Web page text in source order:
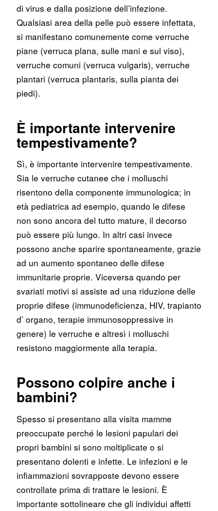
di virus e dalla posizione dell’infezione.
Qualsiasi area della pelle può essere infettata,
si manifestano comunemente come verruche
piane (verruca plana, sulle mani e sul viso),
verruche comuni (verruca vulgaris), verruche
plantari (verruca plantaris, sulla pianta dei
piedi).
È importante intervenire
tempestivamente?
Sì, è importante intervenire tempestivamente.
Sia le verruche cutanee che i molluschi
risentono della componente immunologica; in
età pediatrica ad esempio, quando le difese
non sono ancora del tutto mature, il decorso
può essere più lungo. In altri casi invece
possono anche sparire spontaneamente, grazie
ad un aumento spontaneo delle difese
immunitarie proprie. Viceversa quando per
svariati motivi si assiste ad una riduzione delle
proprie difese (immunodeficienza, HIV, trapianto
d’ organo, terapie immunosoppressive in
genere) le verruche e altresì i molluschi
resistono maggiormente alla terapia.
Possono colpire anche i
bambini?
Spesso si presentano alla visita mamme
preoccupate perché le lesioni papulari dei
propri bambini si sono moltiplicate o si
presentano dolenti e infette. Le infezioni e le
infiammazioni sovrapposte devono essere
controllate prima di trattare le lesioni. È
importante sottolineare che gli individui affetti